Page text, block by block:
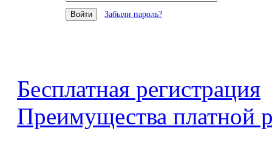
Забыли пароль?
Бесплатная регистрация
Преимущества платной